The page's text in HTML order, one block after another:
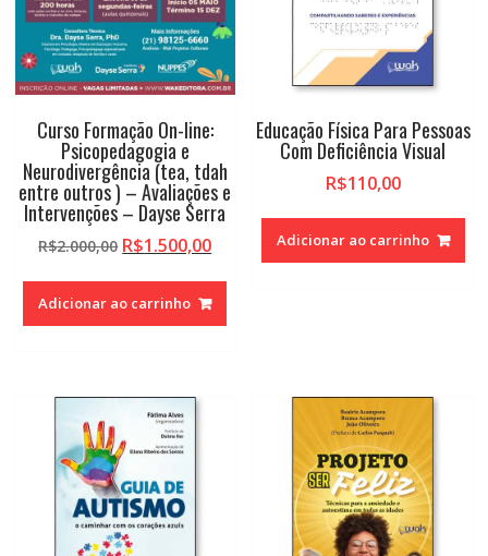
impacta
vida
e
elevá-
Beatriz
Bianca
Acampora
quantidade
Curso Formação On-line:
Psicopedagogia e
Neurodivergência (tea, tdah
entre outros ) – Avaliações e
Intervenções – Dayse Serra
R$2.000,00 O
original
era:
R$1.500,00O
atual
é:
Adicionar ao carrinho
Educação Física Para Pessoas
Com Deficiência Visual
R$110,00
Adicionar ao carrinho